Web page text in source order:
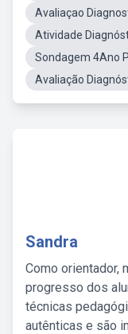
Avaliaçao
Atividade
Sondagem 4Ano
Avaliação
Sandra
Como orientador,
progresso dos
técnicas
autênticas e são